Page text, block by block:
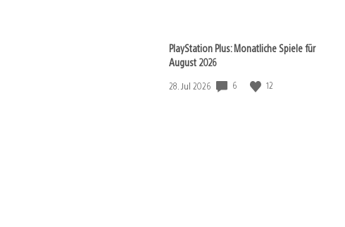
PlayStation Plus: Monatliche Spiele für
August 2026
Veröffentlichungsdatum:
28. Jul 2026 6 12